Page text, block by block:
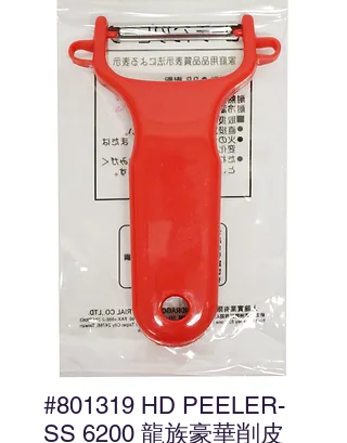
#801319 HD PEELER-
SS 6200 龍族豪華削皮